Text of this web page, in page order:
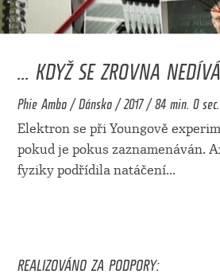
... KDYŽ SE ZROVNA
Phie Ambo / Dánsko / 2017 / 84 min. 0 sec.
Elektron se při Youngově
pokud je pokus zaznamenáván.
fyziky podřídila natáčení...
REALIZOVÁNO ZA PODPORY: